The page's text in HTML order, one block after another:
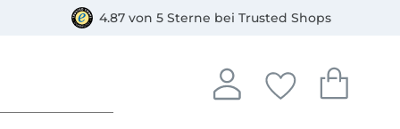
4.87 von 5 Sterne bei Trusted Shops
Anmelden
In deinem Konto
Deine
Du hast keine
Dein
Du hast